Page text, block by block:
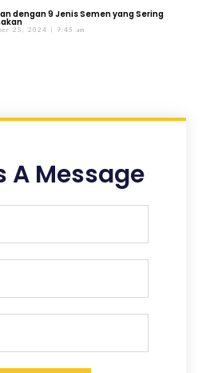
dengan 9 Jenis Semen yang Sering
25, 2024 9:45 am
A Message